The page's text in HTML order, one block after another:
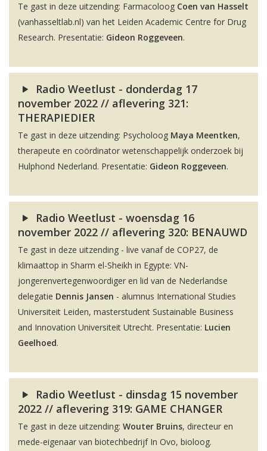
Te gast in deze uitzending: Farmacoloog Coen van Hasselt
(vanhasseltlab.nl) van het Leiden Academic Centre for Drug
Research. Presentatie: Gideon Roggeveen.
Radio Weetlust - donderdag 17
november 2022 // aflevering 321:
THERAPIEDIER
Te gast in deze uitzending: Psycholoog Maya Meentken,
therapeute en coördinator wetenschappelijk onderzoek bij
Hulphond Nederland. Presentatie: Gideon Roggeveen.
Radio Weetlust - woensdag 16
november 2022 // aflevering 320: BENAUWD
Te gast in deze uitzending - live vanaf de COP27, de
klimaattop in Sharm el-Sheikh in Egypte: VN-
jongerenvertegenwoordiger en lid van de Nederlandse
delegatie Dennis Jansen - alumnus International Studies
Universiteit Leiden, masterstudent Sustainable Business
and Innovation Universiteit Utrecht. Presentatie: Lucien
Geelhoed.
Radio Weetlust - dinsdag 15 november
2022 // aflevering 319: GAME CHANGER
Te gast in deze uitzending: Wouter Bruins, directeur en
mede-eigenaar van biotechbedrijf In Ovo, bioloog.